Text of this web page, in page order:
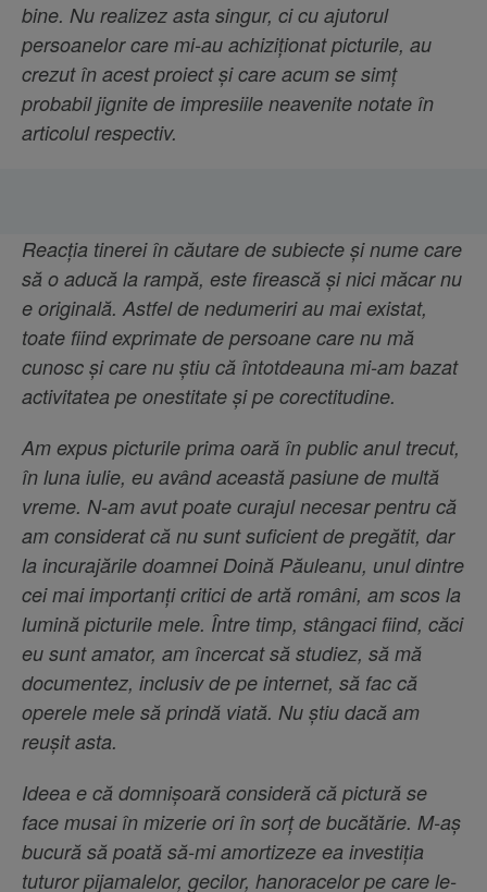
bine. Nu realizez asta singur, ci cu ajutorul
persoanelor care mi-au achiziționat picturile, au
crezut în acest proiect și care acum se simț
probabil jignite de impresiile neavenite notate în
articolul respectiv.
Reacția tinerei în căutare de subiecte și nume care
să o aducă la rampă, este firească și nici măcar nu
e originală. Astfel de nedumeriri au mai existat,
toate fiind exprimate de persoane care nu mă
cunosc și care nu știu că întotdeauna mi-am bazat
activitatea pe onestitate și pe corectitudine.
Am expus picturile prima oară în public anul trecut,
în luna iulie, eu având această pasiune de multă
vreme. N-am avut poate curajul necesar pentru că
am considerat că nu sunt suficient de pregătit, dar
la incurajările doamnei Doină Păuleanu, unul dintre
cei mai importanți critici de artă români, am scos la
lumină picturile mele. Între timp, stângaci fiind, căci
eu sunt amator, am încercat să studiez, să mă
documentez, inclusiv de pe internet, să fac că
operele mele să prindă viată. Nu știu dacă am
reușit asta.
Ideea e că domnișoară consideră că pictură se
face musai în mizerie ori în sorț de bucătărie. M-aș
bucură să poată să-mi amortizeze ea investiția
tuturor pijamalelor, gecilor, hanoracelor pe care le-